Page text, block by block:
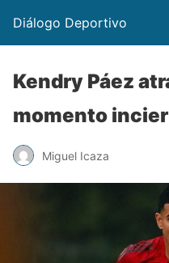
Diálogo Deportivo
Kendry Páez
momento
Miguel Icaza